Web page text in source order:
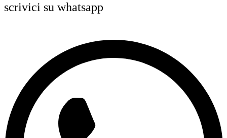
scrivici su whatsapp